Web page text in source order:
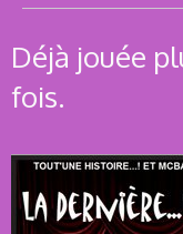
Déjà jouée
fois.